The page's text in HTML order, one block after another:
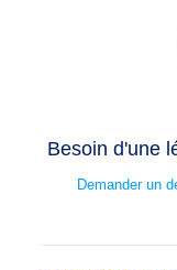
Besoin d'une
Demander un